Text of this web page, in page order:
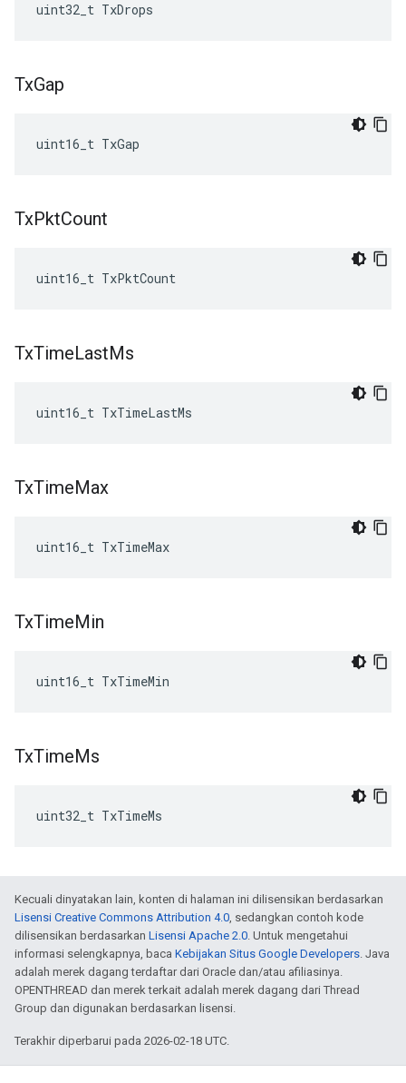
uint32_t TxDrops
TxGap
uint16_t TxGap
TxPktCount
uint16_t TxPktCount
TxTimeLastMs
uint16_t TxTimeLastMs
TxTimeMax
uint16_t TxTimeMax
TxTimeMin
uint16_t TxTimeMin
TxTimeMs
uint32_t TxTimeMs
Kecuali dinyatakan lain, konten di halaman ini dilisensikan berdasarkan
Lisensi Creative Commons Attribution 4.0, sedangkan contoh kode
dilisensikan berdasarkan Lisensi Apache 2.0. Untuk mengetahui
informasi selengkapnya, baca Kebijakan Situs Google Developers. Java
adalah merek dagang terdaftar dari Oracle dan/atau afiliasinya.
OPENTHREAD dan merek terkait adalah merek dagang dari Thread
Group dan digunakan berdasarkan lisensi.
Terakhir diperbarui pada 2026-02-18 UTC.